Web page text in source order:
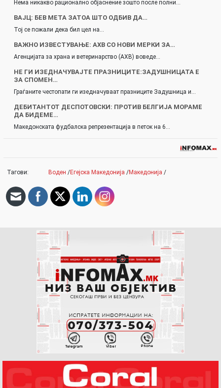
Нема никакво рационално објаснение зошто после полни…
ВАЈЦ: БЕВ МЕТА ЗАТОА ШТО ОДБИВ ДА…
Тој се пожали дека бил цел на…
ВАЖНО ИЗВЕСТУВАЊЕ: АХВ СО НОВИ МЕРКИ ЗА…
Агенцијата за храна и ветеринарство (АХВ) воведе…
НЕ ГИ ИЗЕДНАЧУВАЈТЕ ПРАЗНИЦИТЕ:ЗАДУШНИЦАТА Е
ЗА СПОМЕН…
Граѓаните честопати ги изедначуваат празниците Задушница и…
ДЕБИТАНТОТ ДЕСПОТОВСКИ: ПРОТИВ БЕЛГИЈА МОРАМЕ
ДА БИДЕМЕ…
Македонската фудбалска репрезентација в петок на 6…
Тагови: Воден /Егејска Македонија /Македонија /